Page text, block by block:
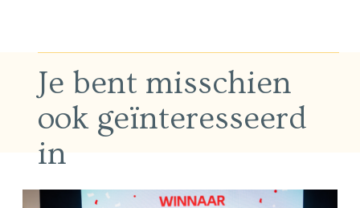
Je bent misschien
ook geïnteresseerd
in